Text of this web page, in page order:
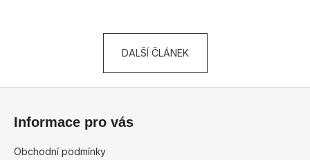
DALŠÍ ČLÁNEK
Informace pro vás
Obchodní podmínky